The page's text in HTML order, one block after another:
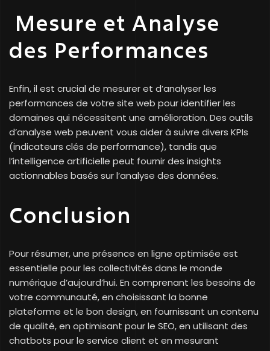
Mesure et Analyse
des Performances
Enfin, il est crucial de mesurer et d’analyser les
performances de votre site web pour identifier les
domaines qui nécessitent une amélioration. Des outils
d’analyse web peuvent vous aider à suivre divers KPIs
(indicateurs clés de performance), tandis que
l’intelligence artificielle peut fournir des insights
actionnables basés sur l’analyse des données.
Conclusion
Pour résumer, une présence en ligne optimisée est
essentielle pour les collectivités dans le monde
numérique d’aujourd’hui. En comprenant les besoins de
votre communauté, en choisissant la bonne
plateforme et le bon design, en fournissant un contenu
de qualité, en optimisant pour le SEO, en utilisant des
chatbots pour le service client et en mesurant